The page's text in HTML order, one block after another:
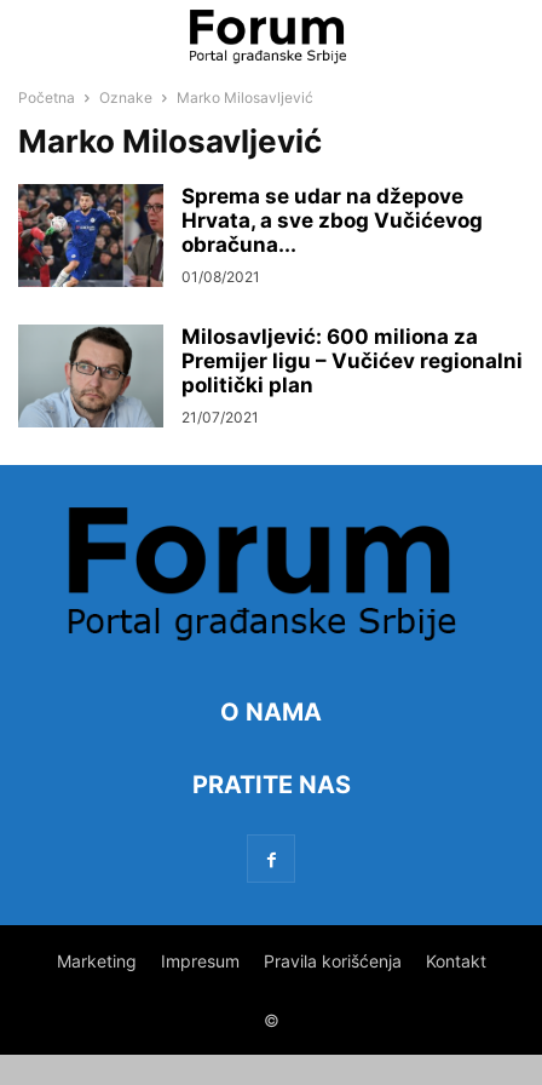
Početna Oznake Marko Milosavljević
Marko Milosavljević
Sprema se udar na džepove
Hrvata, a sve zbog Vučićevog
obračuna...
01/08/2021
Milosavljević: 600 miliona za
Premijer ligu – Vučićev regionalni
politički plan
21/07/2021
O NAMA
PRATITE NAS
Marketing Impresum Pravila korišćenja Kontakt
©